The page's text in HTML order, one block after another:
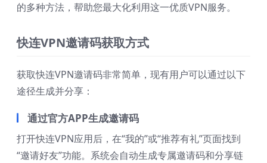
的多种方法，帮助您最大化利用这一优质VPN服务。
快连VPN邀请码获取方式
获取快连VPN邀请码非常简单，现有用户可以通过以下
途径生成并分享：
通过官方APP生成邀请码
打开快连VPN应用后，在“我的”或“推荐有礼”页面找到
“邀请好友”功能。系统会自动生成专属邀请码和分享链